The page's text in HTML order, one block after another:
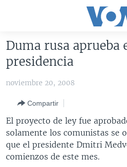
accesibilidad
contenido
Salte
navegador
principal
Salte
AMÉRICA DEL NORTE
HAITÍ
ELECCIONES EEUU 2024
ELECCIONES EEUU
VOTO DIVIDIDO
VOA VERIFICA UCRANIA/RUSIA
VOA VERIFICA INMIGRACIÓN
VOA VERIFICA AMÉRICA LATINA
AMÉRICA LATINA
ARGENTINA
BOLIVIA
COLOMBIA
CHINA EN AMÉRICA LATINA
CENTROAMÉRICA
COSTA RICA
OTRAS SECCIONES
Duma rusa aprueba
presidencia
noviembre 20, 2008
Compartir
El proyecto de ley fue
solamente los comunistas se
que el presidente Dmitri
comienzos de este mes.